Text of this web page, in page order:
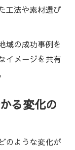
工法や素材選び
域の成功事例を
イメージを共有
る変化の
のような変化が